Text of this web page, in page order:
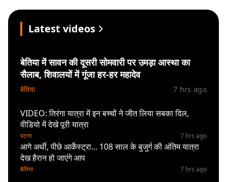
Latest videos
बेतिया में सावन की दूसरी सोमवारी पर उमड़ा आस्था का
सैलाब, शिवालयों में गूंजा हर-हर महादेव
बेतिया 7 hrs ago
VIDEO: तिरंगा यात्रा में इन बच्चों ने जीत लिया सबका दिल,
वीडियो में देखे पूरी यात्रा
पटना 7 hrs ago
आगे अर्थी, पीछे आर्केस्ट्रा... 108 साल के बुजुर्ग की अंतिम यात्रा
देख हैरान हो जाएंगे आप
बेतिया 7 hrs ago